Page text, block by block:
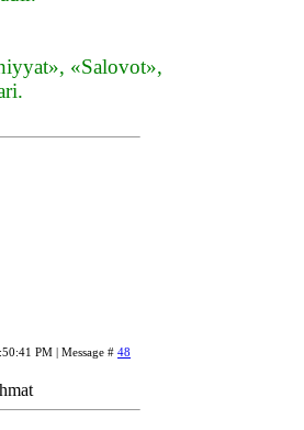
«Salovot»,
PM | Message # 48